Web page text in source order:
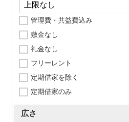
管理費・共益費込み
敷金なし
礼金なし
フリーレント
定期借家を除く
定期借家のみ
広さ